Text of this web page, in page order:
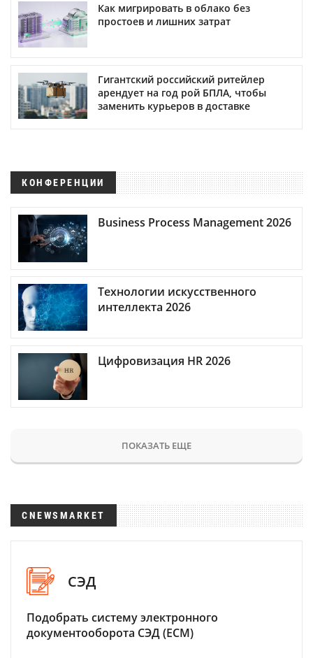
Как мигрировать в облако без
простоев и лишних затрат
Гигантский российский ритейлер
арендует на год рой БПЛА, чтобы
заменить курьеров в доставке
КОНФЕРЕНЦИИ
Business Process Management 2026
Технологии искусственного
интеллекта 2026
Цифровизация HR 2026
ПОКАЗАТЬ ЕЩЕ
CNEWSMARKET
СЭД
Подобрать систему электронного
документооборота СЭД (ECM)